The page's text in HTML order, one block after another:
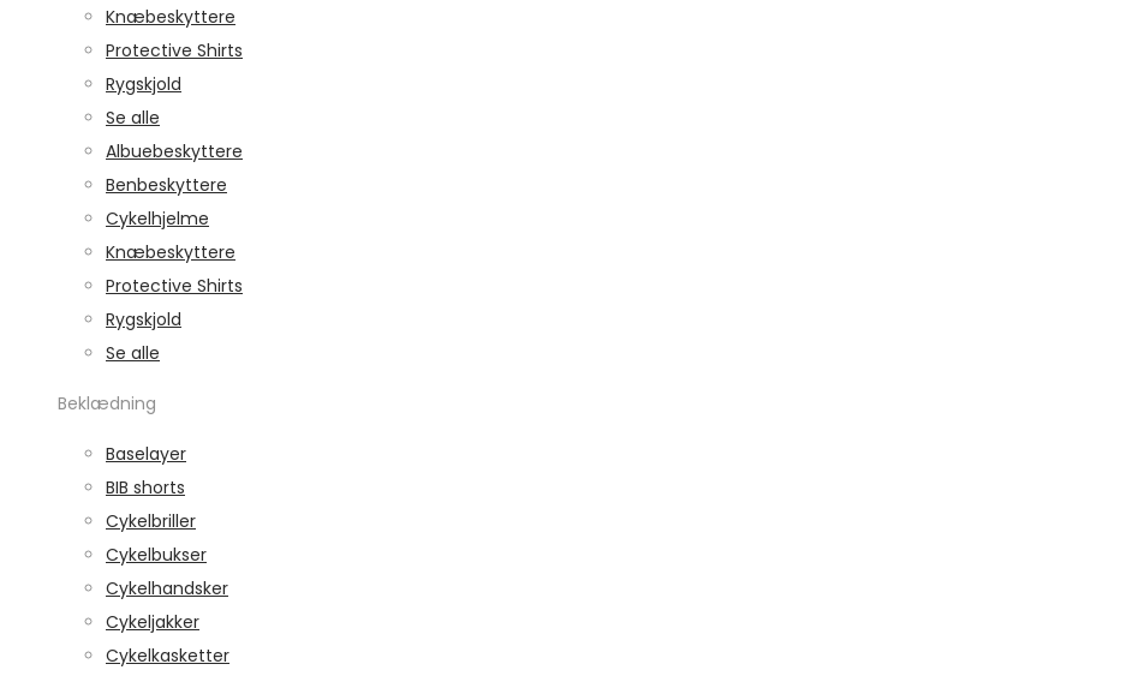
Knæbeskyttere
Protective Shirts
Rygskjold
Se alle
Albuebeskyttere
Benbeskyttere
Cykelhjelme
Knæbeskyttere
Protective Shirts
Rygskjold
Se alle
Beklædning
Baselayer
BIB shorts
Cykelbriller
Cykelbukser
Cykelhandsker
Cykeljakker
Cykelkasketter